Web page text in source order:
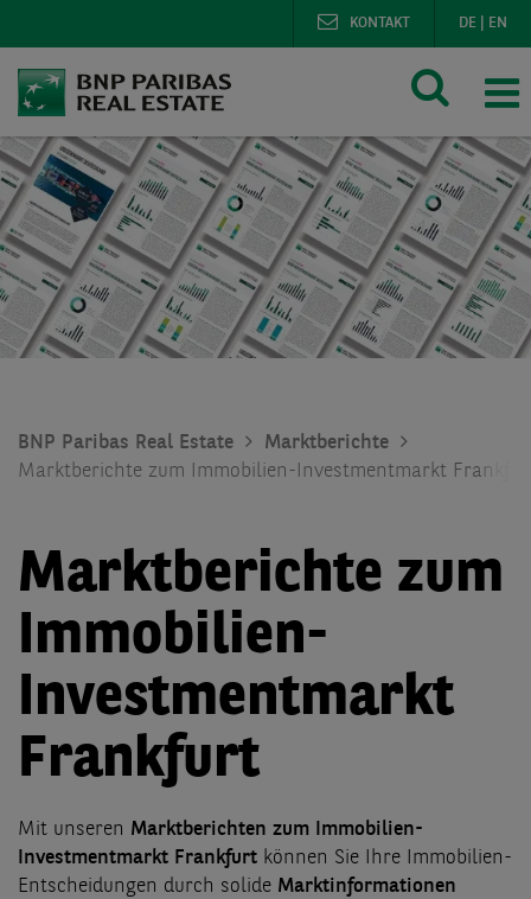
DE EN
KONTAKT
BNP Paribas Real Estate
Marktberichte
Marktberichte zum Immobilien-Investmentmarkt
Marktberichte zum
Immobilien-
Investmentmarkt
Frankfurt
Mit unseren Marktberichten zum Immobilien-
Investmentmarkt Frankfurt können Sie Ihre Immobilien-
Entscheidungen durch solide Marktinformationen